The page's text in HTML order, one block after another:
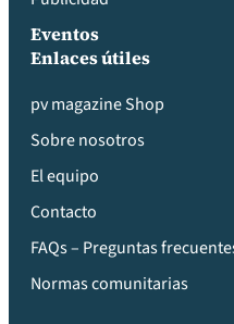
Eventos
Enlaces útiles
pv magazine Shop
Sobre nosotros
El equipo
Contacto
FAQs – Preguntas
Normas comunitarias